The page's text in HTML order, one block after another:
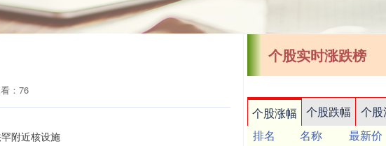
：76
个股实时涨跌榜
个股涨幅 个股跌幅 个股
排名
名称 最新价